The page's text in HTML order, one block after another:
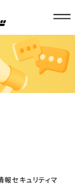
報セキュリティマ